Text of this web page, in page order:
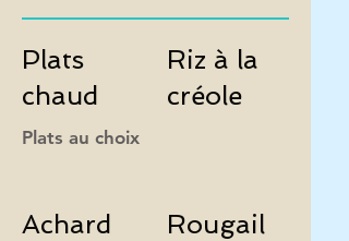
Plats
chaud
Riz à la
créole
Achard
Rougail